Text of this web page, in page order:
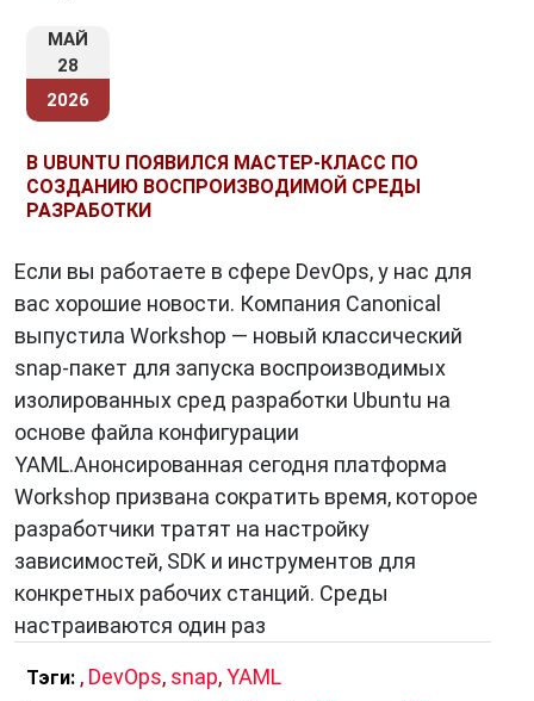
МАЙ
28
2026
В UBUNTU ПОЯВИЛСЯ МАСТЕР-КЛАСС ПО
СОЗДАНИЮ ВОСПРОИЗВОДИМОЙ СРЕДЫ
РАЗРАБОТКИ
Если вы работаете в сфере DevOps, у нас для
вас хорошие новости. Компания Canonical
выпустила Workshop — новый классический
snap-пакет для запуска воспроизводимых
изолированных сред разработки Ubuntu на
основе файла конфигурации
YAML.Анонсированная сегодня платформа
Workshop призвана сократить время, которое
разработчики тратят на настройку
зависимостей, SDK и инструментов для
конкретных рабочих станций. Среды
настраиваются один раз
Тэги: , DevOps, snap,YAML